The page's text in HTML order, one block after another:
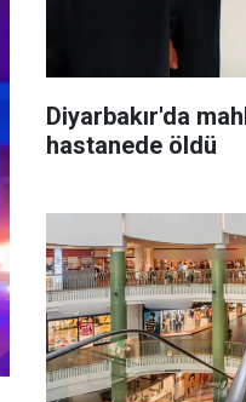
Diyarbakır'da
hastanede öldü